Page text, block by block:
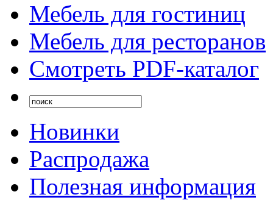
Мебель для гостиниц
Мебель для ресторанов
Смотреть PDF-каталог
Новинки
Распродажа
Полезная информация